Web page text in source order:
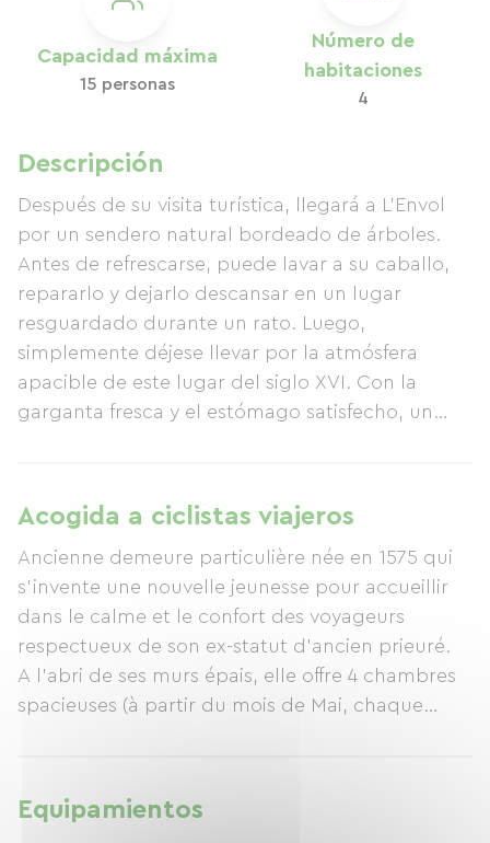
Capacidad máxima
15 personas
Número de
habitaciones
4
Descripción
Después de su visita turística, llegará a L'Envol
por un sendero natural bordeado de árboles.
Antes de refrescarse, puede lavar a su caballo,
repararlo y dejarlo descansar en un lugar
resguardado durante un rato. Luego,
simplemente déjese llevar por la atmósfera
apacible de este lugar del siglo XVI. Con la
garganta fresca y el estómago satisfecho, un
vez, ¿quedarse a pasar la noche al aire libre bajo
el tilo o el cerezo, escuchando los sonidos
nocturnos? Se requerirá un depósito de
seguridad de 350 €. Limpieza: 120 €. Se
proporcionan sábanas y toallas y están incluidas
en el precio. Se proporcionan productos de
higiene, artículos de limpieza para el hogar y
alimentos básicos.
Acogida a ciclistas viajeros
Ancienne demeure particulière née en 1575 qui
s'invente une nouvelle jeunesse pour accueillir
dans le calme et le confort des voyageurs
respectueux de son ex-statut d'ancien prieuré.
A l'abri de ses murs épais, elle offre 4 chambres
spacieuses (à partir du mois de Mai, chaque
vie avec son poêle à bois. Idéale pour des
familles, des séjours entre amis, des vacances,
Equipamientos